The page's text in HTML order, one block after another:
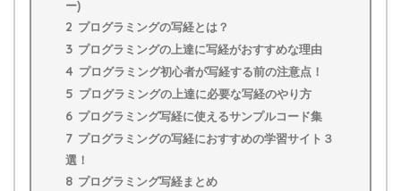
ー)
2 プログラミングの写経とは？
3 プログラミングの上達に写経がおすすめな理由
4 プログラミング初心者が写経する前の注意点！
5 プログラミングの上達に必要な写経のやり方
6 プログラミング写経に使えるサンプルコード集
7 プログラミングの写経におすすめの学習サイト３
選！
8 プログラミング写経まとめ